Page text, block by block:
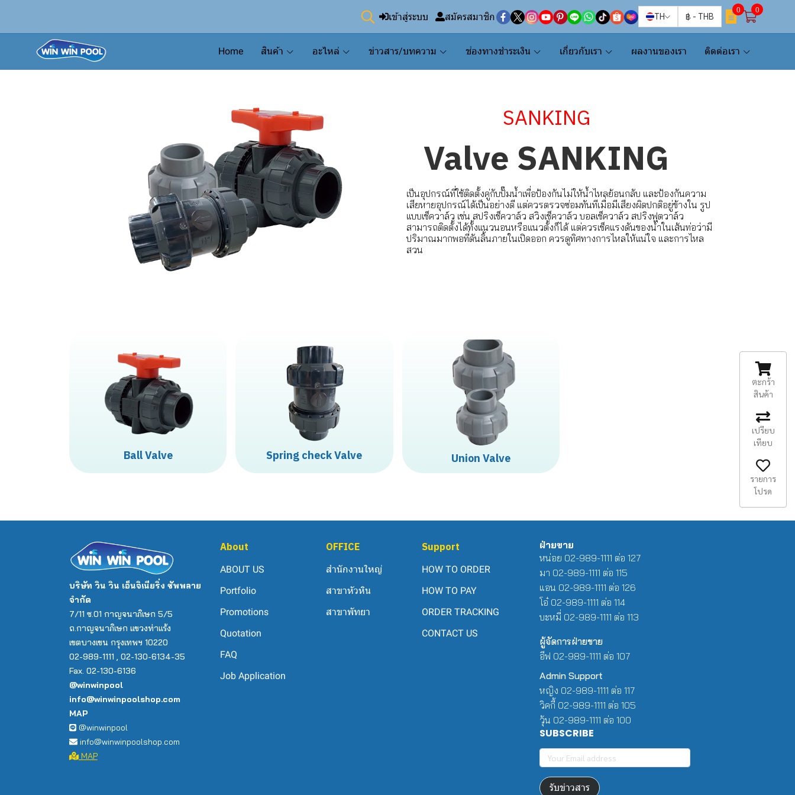
เข้าสู่ระบบ สมัครสมาชิก TH ฿ - THB
0 0
Home สินค้า อะไหล่ ข่าวสาร/บทความ ช่องทางชำระเงิน เกี่ยวกับเรา ผลงานของเรา ติดต่อเรา
SANKING
Valve SANKING
เป็นอุปกรณ์ที่ใช้ติดตั้งคู่กับปั๊มน้ำเพื่อป้องกันไม่ให้น้ำไหลย้อนกลับ และป้องกันความ
เสียหายอุปกรณ์ได้เป็นอย่างดี แต่ควรตรวจซ่อมทันทีเมื่อมีเสียงผิดปกติอยู่ข้างใน รูป
แบบเช็ควาล์ว เช่น สปริงเช็ควาล์ว สวิงเช็ควาล์ว บอลเช็ควาล์ว สปริงฟุตวาล์ว
สามารถติดตั้งได้ทั้งแนวนอนหรือแนวตั้งก็ได้ แต่ควรเช็คแรงดันของน้ำในเส้นท่อว่ามี
ปริมาณมากพอที่ดันลิ้นภายในเปิดออก ควรดูทิศทางการไหลให้แน่ใจ และการไหล
สวน
BallValve Spring checkValve Union Valve
บริษัท วิน วิน เอ็นจิเนียริ่ง ซัพพลาย
จำกัด
7/11 ซ.01 กาญจนาภิเษก 5/5
ถ.กาญจนาภิเษก แขวงท่าแร้ง
เขตบางเขน กรุงเทพฯ 10220
02-989-1111 , 02-130-6134-35
Fax. 02-130-6136
@winwinpool
info@winwinpoolshop.com
MAP
@winwinpool
info@winwinpoolshop.com
MAP
About
ABOUT US
Portfolio
Promotions
Quotation
FAQ
Job Application
OFFICE
สำนักงานใหญ่
สาขาหัวหิน
สาขาพัทยา
Support
HOW TO ORDER
HOW TO PAY
ORDER TRACKING
CONTACT US
ฝ่ายขาย
หน่อย 02-989-1111 ต่อ 127
มา 02-989-1111 ต่อ 115
แอน 02-989-1111 ต่อ 126
โอ๋ 02-989-1111 ต่อ 114
บะหมี่ 02-989-1111 ต่อ 113
ผู้จัดการฝ่ายขาย
อีฟ 02-989-1111 ต่อ 107
Admin Support
หญิง 02-989-1111 ต่อ 117
วิคกี้ 02-989-1111 ต่อ 105
วุ้น 02-989-1111 ต่อ 100
SUBSCRIBE
รับข่าวสาร
ตะกร้า
สินค้า
เปรียบ
เทียบ
รายการ
โปรด